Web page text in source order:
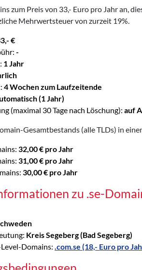
zum Preis von 33,- Euro pro Jahr an,
Mehrwertsteuer von zurzeit 19%.
€
-
1 Jahr
4 Wochen zum Laufzeitende
(1 Jahr)
(maximal 30 Tage nach Löschung): auf
Gesamtbestands (alle TLDs) in
32,00 € pro Jahr
31,00 € pro Jahr
30,00 € pro Jahr
zu .se-
Kreis Segeberg (Bad Segeberg)
Domains: .com.se (18,- Euro pro